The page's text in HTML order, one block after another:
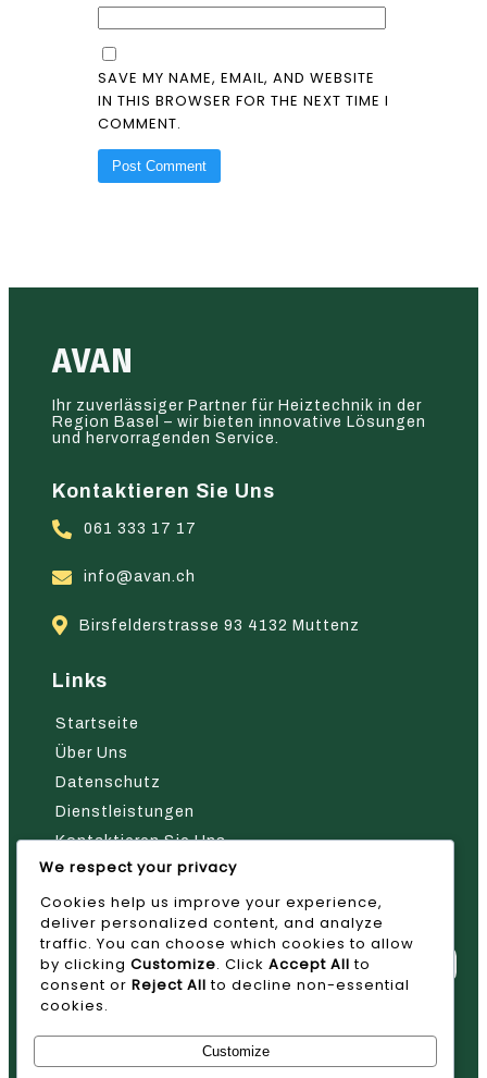
SAVE MY NAME, EMAIL, AND WEBSITE
IN THIS BROWSER FOR THE NEXT TIME I
COMMENT.
AVAN
Ihr zuverlässiger Partner für Heiztechnik in der
Region Basel – wir bieten innovative Lösungen
und hervorragenden Service.
Kontaktieren Sie Uns
061 333 17 17
info@avan.ch
Birsfelderstrasse 93 4132 Muttenz
Links
Startseite
Über Uns
Datenschutz
Dienstleistungen
Kontaktieren Sie Uns
Nehmen Sie Kontakt Mit Uns Auf
We respect your privacy
Cookies help us improve your experience,
deliver personalized content, and analyze
traffic. You can choose which cookies to allow
by clicking Customize. Click Accept All to
consent or Reject All to decline non-essential
cookies.
Customize